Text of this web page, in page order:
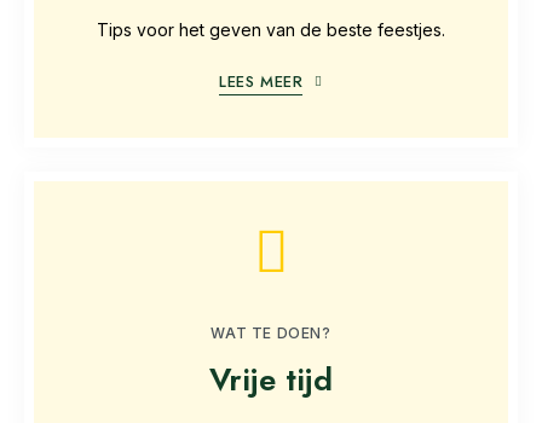
Tips voor het geven van de beste feestjes.
LEES MEER
WAT TE DOEN?
Vrije tijd